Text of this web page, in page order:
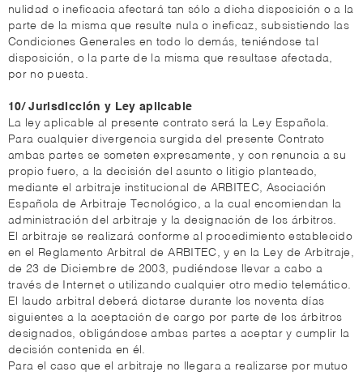
nulidad o ineficacia afectará tan sólo a dicha disposición o a la
parte de la misma que resulte nula o ineficaz, subsistiendo las
Condiciones Generales en todo lo demás, teniéndose tal
disposición, o la parte de la misma que resultase afectada,
por no puesta.
10/ Jurisdicción y Ley aplicable
La ley aplicable al presente contrato será la Ley Española.
Para cualquier divergencia surgida del presente Contrato
ambas partes se someten expresamente, y con renuncia a su
propio fuero, a la decisión del asunto o litigio planteado,
mediante el arbitraje institucional de ARBITEC, Asociación
Española de Arbitraje Tecnológico, a la cual encomiendan la
administración del arbitraje y la designación de los árbitros.
El arbitraje se realizará conforme al procedimiento establecido
en el Reglamento Arbitral de ARBITEC, y en la Ley de Arbitraje,
de 23 de Diciembre de 2003, pudiéndose llevar a cabo a
través de Internet o utilizando cualquier otro medio telemático.
El laudo arbitral deberá dictarse durante los noventa días
siguientes a la aceptación de cargo por parte de los árbitros
designados, obligándose ambas partes a aceptar y cumplir la
decisión contenida en él.
Para el caso que el arbitraje no llegara a realizarse por mutuo